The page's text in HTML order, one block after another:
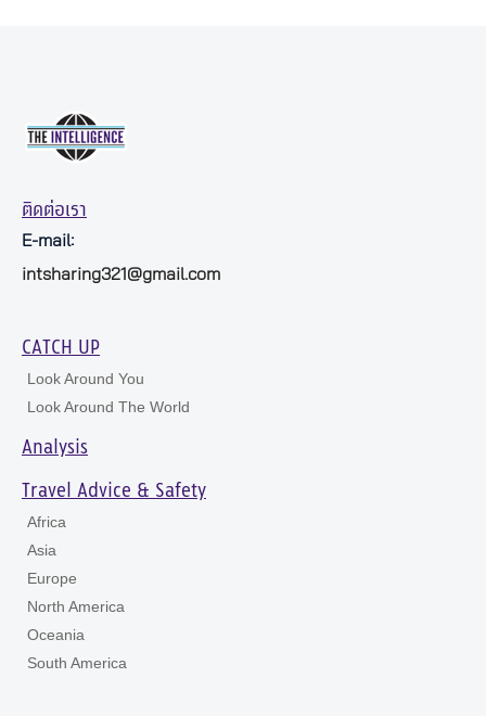
ติดต่อเรา
E-mail:
intsharing321@gmail.com
CATCH UP
Look Around You
Look Around The World
Analysis
Travel Advice & Safety
Africa
Asia
Europe
North America
Oceania
South America